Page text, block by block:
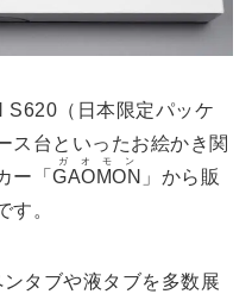
S620（日本限定パッケ
ス台といったお絵かき関
ー「 GAOMON
ガオモン
」から販
す。
タブや液タブを多数展